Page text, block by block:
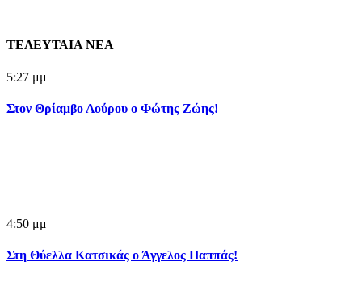
ΤΕΛΕΥΤΑΙΑ ΝΕΑ
5:27 μμ
Στον Θρίαμβο Λούρου ο Φώτης Ζώης!
4:50 μμ
Στη Θύελλα Κατσικάς ο Άγγελος Παππάς!